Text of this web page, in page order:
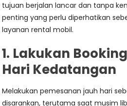
tujuan berjalan lancar dan tanpa
penting yang perlu diperhatikan
layanan rental mobil.
1. Lakukan
Hari Kedatangan
Melakukan pemesanan jauh hari
disarankan, terutama saat musim